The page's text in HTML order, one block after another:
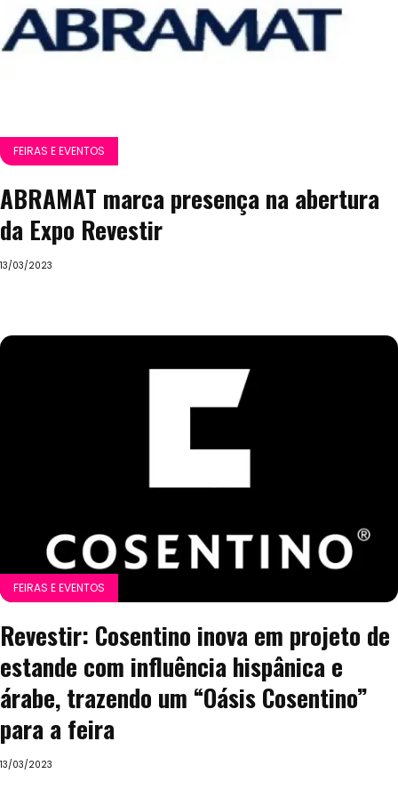
FEIRAS E EVENTOS
ABRAMAT marca presença na abertura
da Expo Revestir
13/03/2023
FEIRAS E EVENTOS
Revestir: Cosentino inova em projeto de
estande com influência hispânica e
árabe, trazendo um “Oásis Cosentino”
para a feira
13/03/2023